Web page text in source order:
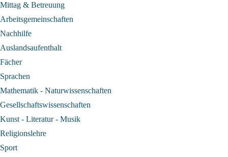
Mittag & Betreuung
Arbeitsgemeinschaften
Nachhilfe
Auslandsaufenthalt
Fächer
Sprachen
Mathematik - Naturwissenschaften
Gesellschaftswissenschaften
Kunst - Literatur - Musik
Religionslehre
Sport